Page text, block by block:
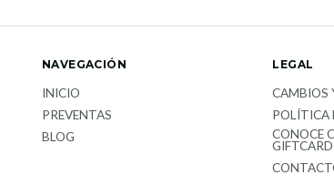
NAVEGACIÓN
INICIO
PREVENTAS
BLOG
LEGAL
CAMBIOS
POLÍTICA
CONOCE
GIFTCARD